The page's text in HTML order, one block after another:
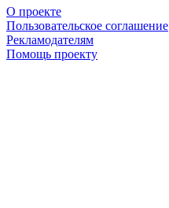
О проекте
Пользовательское соглашение
Рекламодателям
Помощь проекту